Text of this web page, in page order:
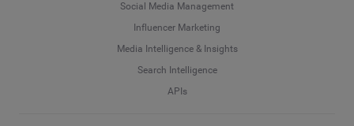
Social Media Management
Influencer Marketing
Media Intelligence & Insights
Search Intelligence
APIs